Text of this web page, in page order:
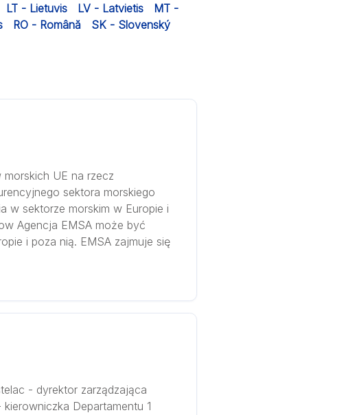
LT - Lietuvis LV - Latvietis
MT -
RO - Română
SK - Slovenský
UE na rzecz
sektora morskiego
w sektorze morskim w Europie i
Agencja EMSA może być
i poza nią. EMSA zajmuje się
- dyrektor zarządzająca
kierowniczka Departamentu 1